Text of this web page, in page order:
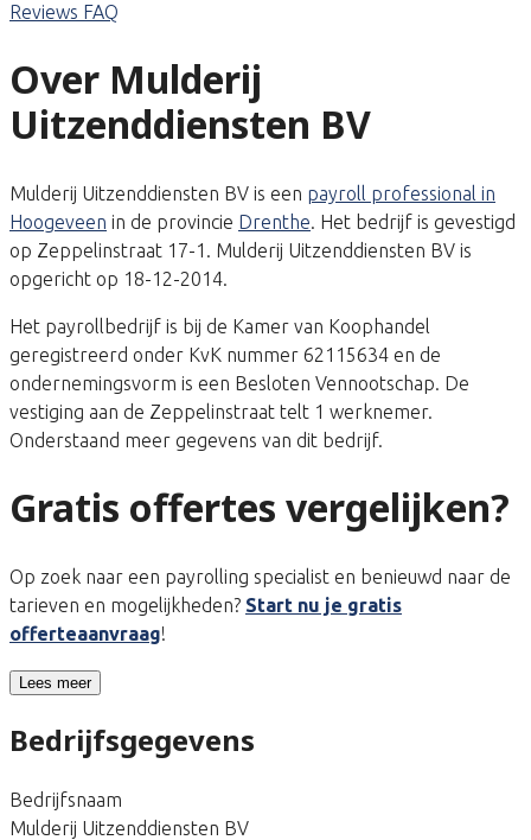
Reviews FAQ
Over Mulderij
Uitzenddiensten BV
Mulderij Uitzenddiensten BV is een payroll professional in
Hoogeveen in de provincie Drenthe. Het bedrijf is gevestigd
op Zeppelinstraat 17-1. Mulderij Uitzenddiensten BV is
opgericht op 18-12-2014.
Het payrollbedrijf is bij de Kamer van Koophandel
geregistreerd onder KvK nummer 62115634 en de
ondernemingsvorm is een Besloten Vennootschap. De
vestiging aan de Zeppelinstraat telt 1 werknemer.
Onderstaand meer gegevens van dit bedrijf.
Gratis offertes vergelijken?
Op zoek naar een payrolling specialist en benieuwd naar de
tarieven en mogelijkheden? Start nu je gratis
offerteaanvraag!
Lees meer
Bedrijfsgegevens
Bedrijfsnaam
Mulderij Uitzenddiensten BV